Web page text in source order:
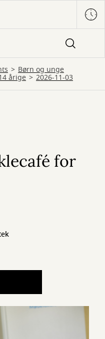
Børn og unge
årige 2026-11-03
for